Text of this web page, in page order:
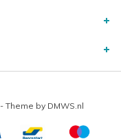
- Theme by DMWS.nl